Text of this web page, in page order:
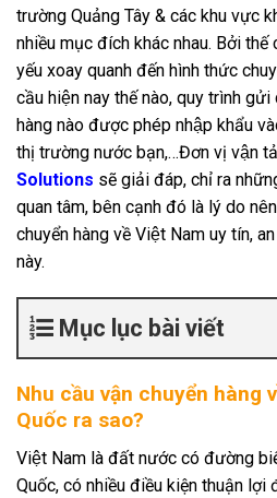
trường Quảng Tây & các khu vực
nhiều mục đích khác nhau. Bởi thế
yếu xoay quanh đến hình thức
cầu hiện nay thế nào, quy trình gửi
hàng nào được phép nhập khẩu
thị trường nước bạn,…Đơn vị vận
Solutions sẽ giải đáp, chỉ ra
quan tâm, bên cạnh đó là lý do
chuyển hàng về Việt Nam uy tín,
này.
Mục lục bài viết
Nhu cầu vận chuyển hàng
Quốc ra sao?
Việt Nam là đất nước có đường
Quốc, có nhiều điều kiện thuận lợi